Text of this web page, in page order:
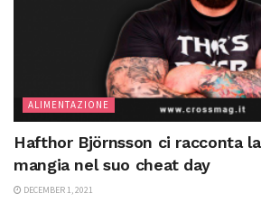
ALIMENTAZIONE
Hafthor Björnsson ci racconta
mangia nel suo cheat day
DECEMBER 1, 2021